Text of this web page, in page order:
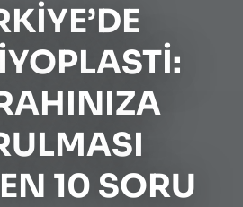
10 SORU